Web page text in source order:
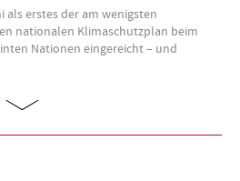
erstes der am wenigsten
nationalen Klimaschutzplan beim
Nationen eingereicht – und